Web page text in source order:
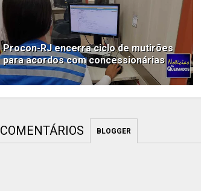
Procon-RJ encerra ciclo de mutirões
para acordos com concessionárias
COMENTÁRIOS BLOGGER